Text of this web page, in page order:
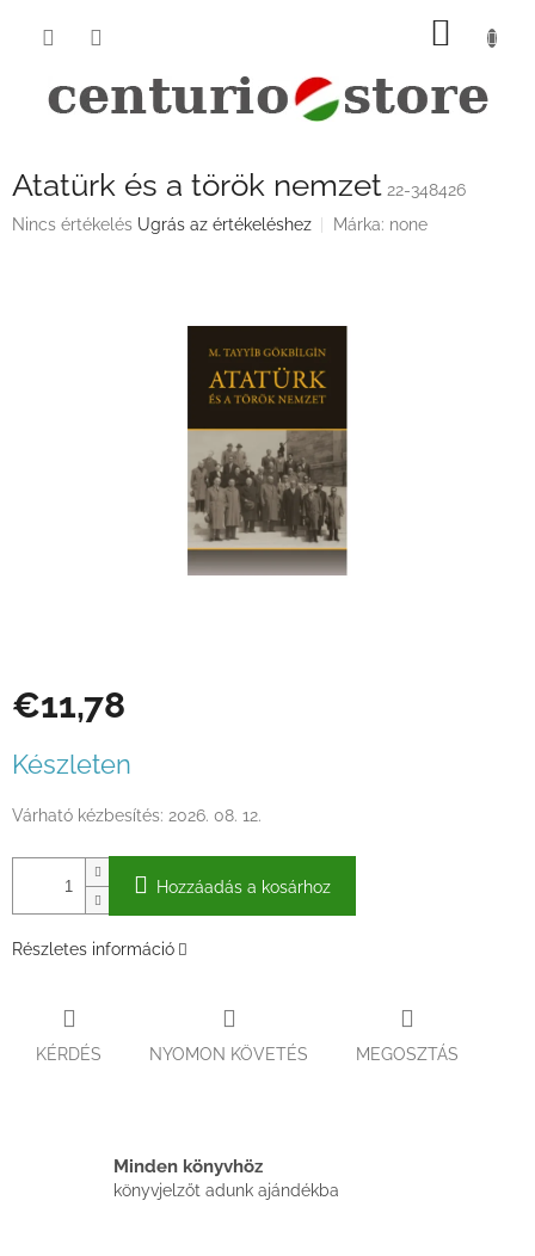
KOSÁR
Atatürk és a török nemzet 22-348426
A
Nincs értékelés Ugrás az értékeléshez Márka: none
€11,78
Készleten
Várható kézbesítés: 2026. 08. 12.
Hozzáadás a kosárhoz
Részletes információ
KÉRDÉS NYOMON KÖVETÉS MEGOSZTÁS
Minden könyvhöz
könyvjelzőt adunk ajándékba